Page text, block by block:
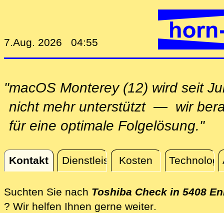
7.Aug. 2026 04:55
"macOS Monterey (12) wird seit
nicht mehr unterstützt — wir
für eine optimale Folgelösung."
Kontakt Dienstleistungen
Kosten
Kontakt
Suchten Sie nach Toshiba Check in 5408
? Wir helfen Ihnen gerne weiterdirekt vor Ort
.